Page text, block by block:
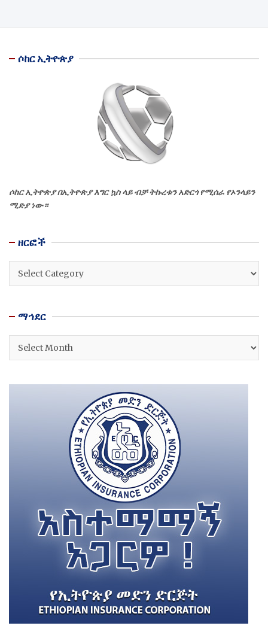
ሶከር ኢትዮጵያ
ሶከር ኢትዮጵያ በኢትዮጵያ እግር ኳስ ላይ ብቻ ትኩረቱን አድርጎ የሚሰራ የኦንላይን
ሚድያ ነው።
ዘርፎች
ዘርፎች
ማኅደር
ማኅደር